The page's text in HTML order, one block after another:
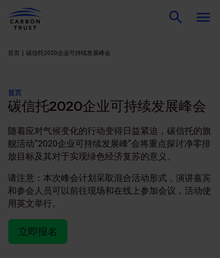
首页 碳信托2020企业可持续发展峰会
首页
碳信托2020企业可持续发展峰会
随着应对气候变化的行动变得日益紧迫，碳信托的旗
舰活动“2020企业可持续发展峰”会将重点探讨净零排
放目标及其对于实现绿色经济复苏的意义。
请注意：本次峰会计划采取混合活动形式，演讲嘉宾
和参会人员可以前往现场和在线上参加会议，活动使
用英文举行。
立即报名